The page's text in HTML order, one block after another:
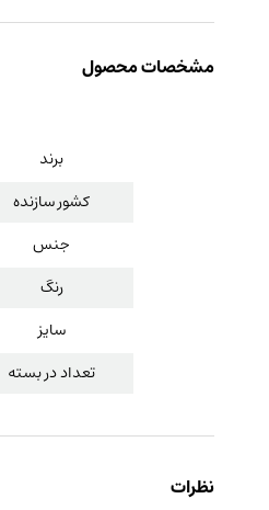
مشخصات محصول
برند
کشور سازنده
جنس
رنگ
سایز
تعداد در بسته
نظرات